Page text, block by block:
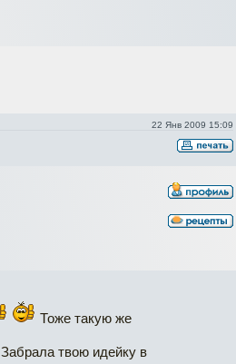
22 Янв 2009 15:09
Тоже такую же
Забрала твою идейку в